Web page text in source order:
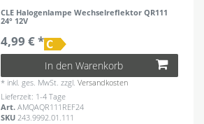
CLE Halogenlampe Wechselreflektor QR111
24° 12V
4,99 € *
In den Warenkorb
* inkl. ges. MwSt. zzgl.Versandkosten
Lieferzeit: 1-4 Tage
Art.AMQAQR111REF24
SKU243.9992.01.111